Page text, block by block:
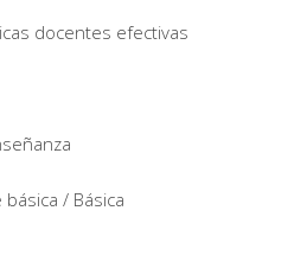
docentes efectivas
/ Básica